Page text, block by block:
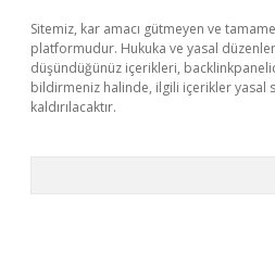
Sitemiz, kar amacı gütmeyen ve
platformudur. Hukuka ve yasal
düşündüğünüz içerikleri,
bildirmeniz halinde, ilgili içerikler yasal
kaldırılacaktır.